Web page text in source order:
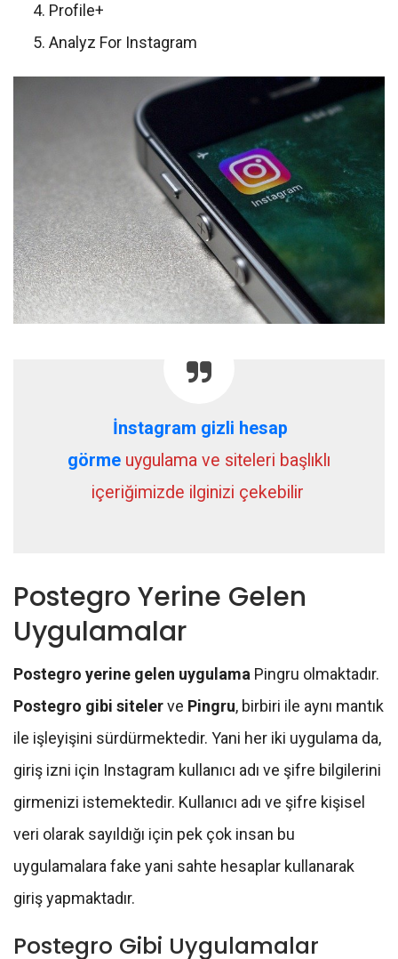
Profile+
Analyz For Instagram
İnstagram gizli hesap
görme uygulama ve siteleri başlıklı
içeriğimizde ilginizi çekebilir
Postegro Yerine Gelen
Uygulamalar
Postegro yerine gelen uygulama Pingru olmaktadır.
Postegro gibi sitelerve Pingru, birbiri ile aynı mantık
ile işleyişini sürdürmektedir. Yani her iki uygulama da,
giriş izni için Instagram kullanıcı adı ve şifre bilgilerini
girmenizi istemektedir. Kullanıcı adı ve şifre kişisel
veri olarak sayıldığı için pek çok insan bu
uygulamalara fake yani sahte hesaplar kullanarak
giriş yapmaktadır.
Postegro Gibi Uygulamalar